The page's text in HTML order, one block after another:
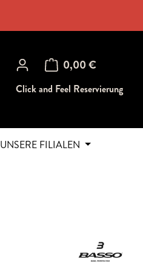
0,00 €
Warenkorb enthält 0
Click and Feel Reservierung
UNSERE FILIALEN